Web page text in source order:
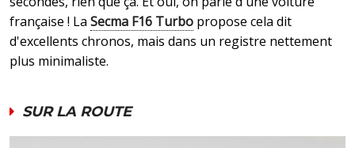
française ! La Secma F16 Turbo propose cela dit
d'excellents chronos, mais dans un registre nettement
plus minimaliste.
SUR LA ROUTE